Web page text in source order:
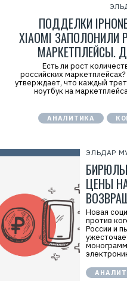
ПОДДЕЛКИ
XIAOMI ЗАПОЛОНИЛИ
МАРКЕТПЛЕЙСЫ.
Есть ли рост
российских
утверждает, что каждый
ноутбук на
АНАЛИТИКА
ЭЛЬДАР
ЦЕНЫ
Новая
против
России и